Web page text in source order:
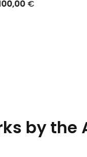
€
by the